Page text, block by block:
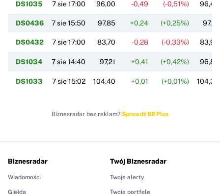
DS1035 7 sie 17:00 96,00 -0,49 (-0,51%) 96,49
DS0436 7 sie 15:50 97,85 +0,24 (+0,25%) 97,61
DS0432 7 sie 17:00 83,70 -0,28 (-0,33%) 83,98
DS1034 7 sie 14:40 97,21 +0,41 (+0,42%) 96,80
DS1033 7 sie 15:02 104,40 +0,01 (+0,01%) 104,39
Biznesradar bez reklam? Sprawdź BR Plus
Biznesradar
Wiadomości
Giełda
Twój Biznesradar
Twoje alerty
Twoje portfele